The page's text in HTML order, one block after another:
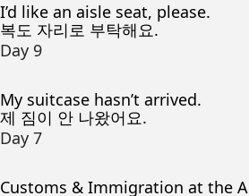
I’d like an aisle seat, please.
복도 자리로 부탁해요.
Day 9
My suitcase hasn’t arrived.
제 짐이 안 나왔어요.
Day 7
Customs & Immigration at the